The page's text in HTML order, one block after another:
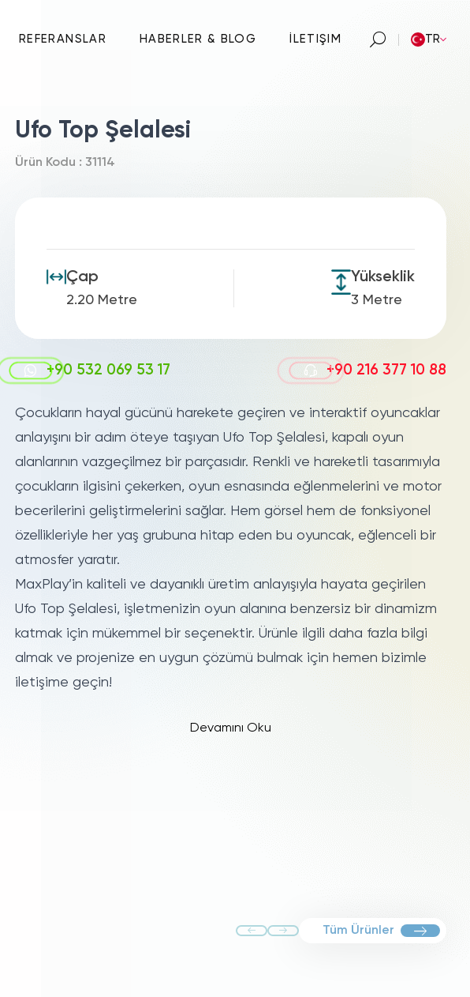
REFERANSLAR HABERLER & BLOG İLETIŞIM TR
Ufo Top Şelalesi
Ürün Kodu : 31114
Çap
2.20 Metre
Yükseklik
3 Metre
+90 532 069 53 17 +90 216 377 10 88
Çocukların hayal gücünü harekete geçiren ve interaktif oyuncaklar
anlayışını bir adım öteye taşıyan Ufo Top Şelalesi, kapalı oyun
alanlarının vazgeçilmez bir parçasıdır. Renkli ve hareketli tasarımıyla
çocukların ilgisini çekerken, oyun esnasında eğlenmelerini ve motor
becerilerini geliştirmelerini sağlar. Hem görsel hem de fonksiyonel
özellikleriyle her yaş grubuna hitap eden bu oyuncak, eğlenceli bir
atmosfer yaratır.
MaxPlay’in kaliteli ve dayanıklı üretim anlayışıyla hayata geçirilen
Ufo Top Şelalesi, işletmenizin oyun alanına benzersiz bir dinamizm
katmak için mükemmel bir seçenektir. Ürünle ilgili daha fazla bilgi
almak ve projenize en uygun çözümü bulmak için hemen bizimle
iletişime geçin!
Devamını Oku
Tüm Ürünler